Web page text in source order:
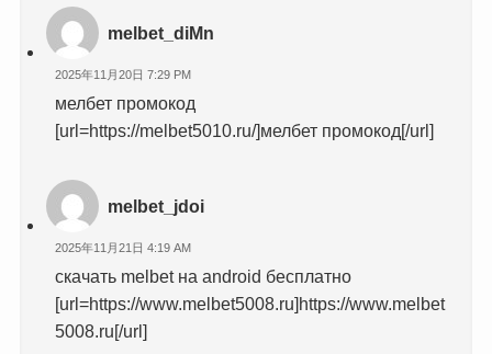
melbet_diMn
2025年11月20日 7:29 PM
мелбет промокод
[url=https://melbet5010.ru/]мелбет промокод[/url]
melbet_jdoi
2025年11月21日 4:19 AM
скачать melbet на android бесплатно
[url=https://www.melbet5008.ru]https://www.melbet
5008.ru[/url]